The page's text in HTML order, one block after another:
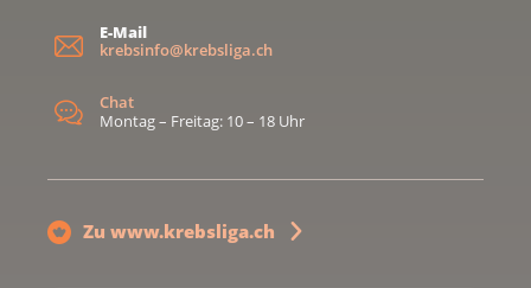
E-Mail
krebsinfo@krebsliga.ch
Chat
Montag – Freitag: 10 – 18 Uhr
Zu www.krebsliga.ch